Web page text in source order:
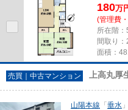
180万
(管理費
所在階：
間取り
面積：
売買｜中古マンション 上高丸
山陽本線 「 垂水